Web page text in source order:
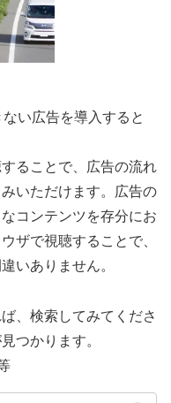
い広告を導入すると
ることで、広告の流れ
いただけます。広告の
コンテンツを存分にお
ザで視聴することで、
いありません。
、検索してみてくださ
が見つかります。